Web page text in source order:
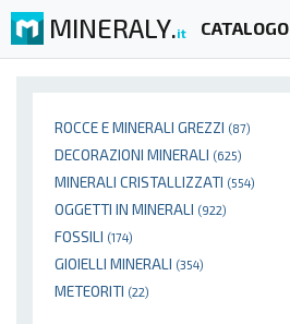
MINERALY.it CATALOGO
ROCCE E MINERALI GREZZI (87)
DECORAZIONI MINERALI (625)
MINERALI CRISTALLIZZATI (554)
OGGETTI IN MINERALI (922)
FOSSILI (174)
GIOIELLI MINERALI (354)
METEORITI (22)